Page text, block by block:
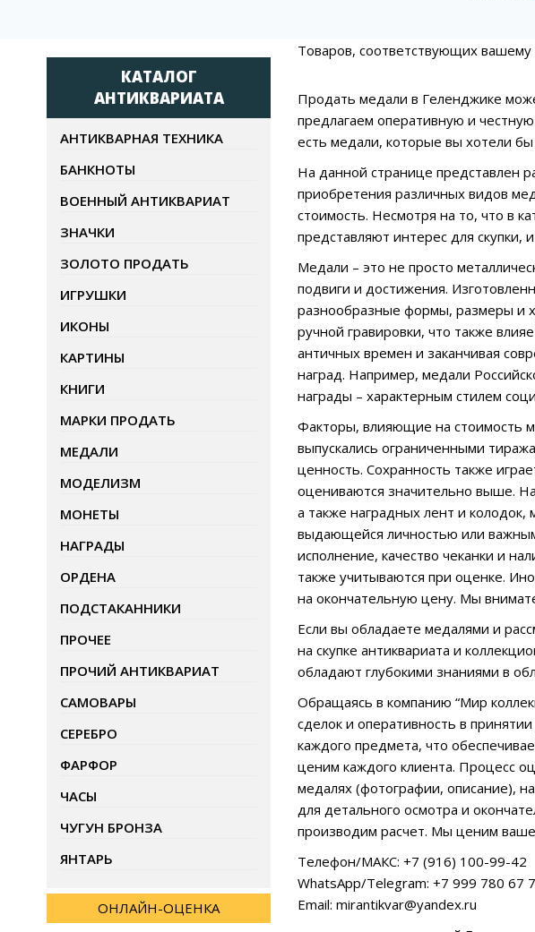
Товаров, соответствующих вашему
Продать медали в Геленджике
предлагаем оперативную и
есть медали, которые вы хотели
На данной странице представлен
приобретения различных видов
стоимость. Несмотря на то, что в
представляют интерес для скупки,
Медали – это не просто
подвиги и достижения.
разнообразные формы, размеры и
ручной гравировки, что также
античных времен и заканчивая
наград. Например, медали
награды – характерным стилем
Факторы, влияющие на стоимость
выпускались ограниченными
ценность. Сохранность также
оцениваются значительно выше.
а также наградных лент и колодок,
выдающейся личностью или
исполнение, качество чеканки и
также учитываются при оценке.
на окончательную цену. Мы
Если вы обладаете медалями и
на скупке антиквариата и
обладают глубокими знаниями в
Обращаясь в компанию “Мир
сделок и оперативность в
каждого предмета, что
ценим каждого клиента. Процесс
медалях (фотографии, описание),
для детального осмотра и
производим расчет. Мы ценим
Телефон/МАКС: +7 (916) 100-99-42
WhatsApp/Telegram: +7 999 780 67
Email: mirantikvar@yandex.ru
КАТАЛОГ
АНТИКВАРИАТА
АНТИКВАРНАЯ ТЕХНИКА
БАНКНОТЫ
ВОЕННЫЙ АНТИКВАРИАТ
ЗНАЧКИ
ЗОЛОТО ПРОДАТЬ
ИГРУШКИ
ИКОНЫ
КАРТИНЫ
КНИГИ
МАРКИ ПРОДАТЬ
МЕДАЛИ
МОДЕЛИЗМ
МОНЕТЫ
НАГРАДЫ
ОРДЕНА
ПОДСТАКАННИКИ
ПРОЧЕЕ
ПРОЧИЙ АНТИКВАРИАТ
САМОВАРЫ
СЕРЕБРО
ФАРФОР
ЧАСЫ
ЧУГУН БРОНЗА
ЯНТАРЬ
ОНЛАЙН-ОЦЕНКА